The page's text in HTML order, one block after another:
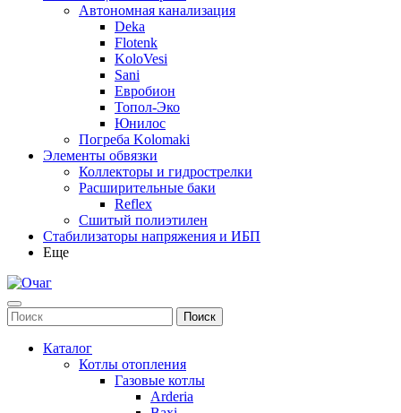
Автономная канализация
Deka
Flotenk
KoloVesi
Sani
Евробион
Топол-Эко
Юнилос
Погреба Kolomaki
Элементы обвязки
Коллекторы и гидрострелки
Расширительные баки
Reflex
Сшитый полиэтилен
Стабилизаторы напряжения и ИБП
Еще
Каталог
Котлы отопления
Газовые котлы
Arderia